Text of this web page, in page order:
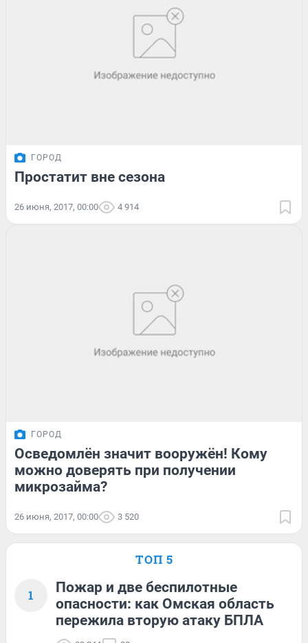
ГОРОД
Простатит вне сезона
26 июня, 2017, 00:00 4 914
ГОРОД
Осведомлён значит вооружён! Кому
можно доверять при получении
микрозайма?
26 июня, 2017, 00:00 3 520
ТОП 5
1
Пожар и две беспилотные
опасности: как Омская область
пережила вторую атаку БПЛА